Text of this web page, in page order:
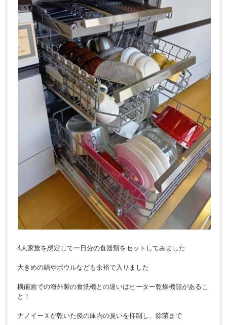
4人家族を想定して一日分の食器類をセットしてみました
大きめの鍋やボウルなども余裕で入りました
機能面での海外製の食洗機との違いはヒーター乾燥機能があるこ
と！
ナノイーＸが乾いた後の庫内の臭いを抑制し、除菌まで